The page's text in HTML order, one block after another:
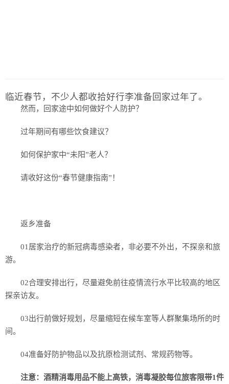
临近春节，不少人都收拾好行李准备回家过年了。
然而，回家途中如何做好个人防护？
过年期间有哪些饮食建议？
如何保护家中“未阳”老人？
请收好这份“春节健康指南”！
返乡准备
01居家治疗的新冠病毒感染者，非必要不外出，不探亲和旅
游。
02合理安排出行，尽量避免前往疫情流行水平比较高的地区
探亲访友。
03出行前做好规划，尽量缩短在候车室等人群聚集场所的时
间。
04准备好防护物品以及抗原检测试剂、常规药物等。
注意：酒精消毒用品不能上高铁，消毒凝胶每位旅客限带1件